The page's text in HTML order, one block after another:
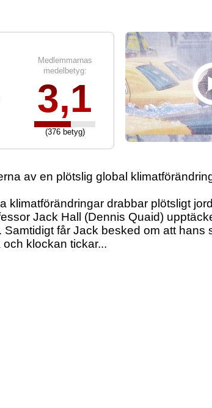
Medlemmarnas
medelbetyg:
3,1
(376 betyg)
av en plötslig global
klimatförändringar drabbar plötsligt
Jack Hall (Dennis Quaid)
får Jack besked om att hans
klockan tickar...